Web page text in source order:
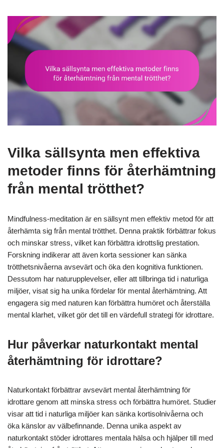
Vilka sällsynta men effektiva
metoder finns för återhämtning
från mental trötthet?
Mindfulness-meditation är en sällsynt men effektiv metod för att
återhämta sig från mental trötthet. Denna praktik förbättrar fokus
och minskar stress, vilket kan förbättra idrottslig prestation.
Forskning indikerar att även korta sessioner kan sänka
trötthetsnivåerna avsevärt och öka den kognitiva funktionen.
Dessutom har naturupplevelser, eller att tillbringa tid i naturliga
miljöer, visat sig ha unika fördelar för mental återhämtning. Att
engagera sig med naturen kan förbättra humöret och återställa
mental klarhet, vilket gör det till en värdefull strategi för idrottare.
Hur påverkar naturkontakt mental
återhämtning för idrottare?
Naturkontakt förbättrar avsevärt mental återhämtning för
idrottare genom att minska stress och förbättra humöret. Studier
visar att tid i naturliga miljöer kan sänka kortisolnivåerna och
öka känslor av välbefinnande. Denna unika aspekt av
naturkontakt stöder idrottares mentala hälsa och hjälper till med